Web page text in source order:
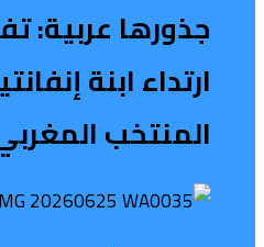
جذورها عربية:
ارتداء ابنة
المنتخب